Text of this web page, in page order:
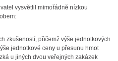
vysvětlil mimořádně nízkou
zkušeností, přičemž výše jednotkových
jednotkové ceny u přesunu hmot
u jiných dvou veřejných zakázek